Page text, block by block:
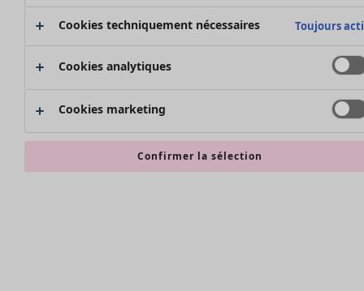
Cookies techniquement nécessaires Toujours
Cookies analytiques
Cookies marketing
Confirmer la sélection